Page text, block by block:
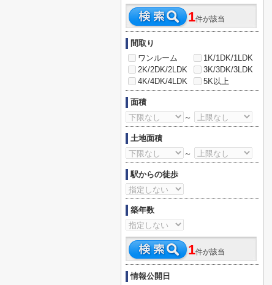
1件が該当
間取り
ワンルーム
1K/1DK/1LDK
2K/2DK/2LDK
3K/3DK/3LDK
4K/4DK/4LDK
5K以上
面積
～
土地面積
～
駅からの徒歩
築年数
1件が該当
情報公開日